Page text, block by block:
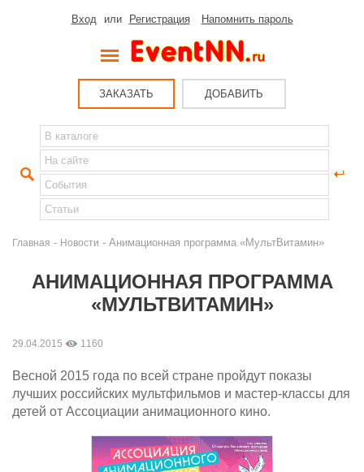
Вход или Регистрация Напомнить пароль
ЗАКАЗАТЬ ДОБАВИТЬ
Главная - Новости - Анимационная программа «МультВитамин»
АНИМАЦИОННАЯ ПРОГРАММА
«МУЛЬТВИТАМИН»
29.04.2015 1160
Весной 2015 года по всей стране пройдут показы
лучших российских мультфильмов и мастер-классы для
детей от Ассоциации анимационного кино.